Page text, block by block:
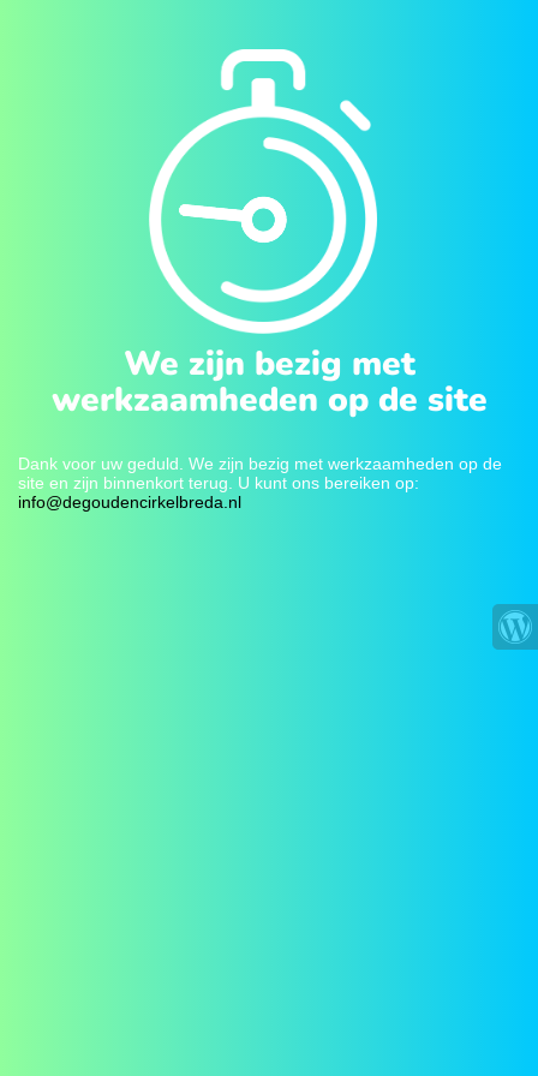
We zijn bezig met
werkzaamheden op de site
Dank voor uw geduld. We zijn bezig met werkzaamheden op de
site en zijn binnenkort terug. U kunt ons bereiken op:
info@degoudencirkelbreda.nl